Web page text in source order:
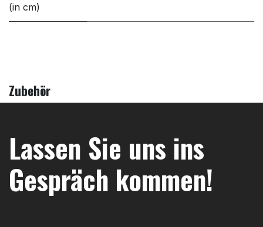
(in cm)
Zubehör
Lassen Sie uns ins
Gespräch kommen!